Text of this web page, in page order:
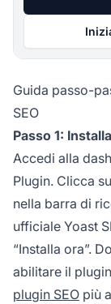
Guida passo-
SEO
Passo 1:
Accedi alla
Plugin. Clicca
nella barra di
ufficiale Yoast
“Installa ora”.
abilitare il
plugin SEO più